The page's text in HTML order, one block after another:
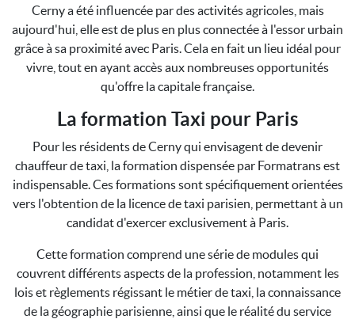
Cerny a été influencée par des activités agricoles, mais
aujourd'hui, elle est de plus en plus connectée à l'essor urbain
grâce à sa proximité avec Paris. Cela en fait un lieu idéal pour
vivre, tout en ayant accès aux nombreuses opportunités
qu'offre la capitale française.
La formation Taxi pour Paris
Pour les résidents de Cerny qui envisagent de devenir
chauffeur de taxi, la formation dispensée par Formatrans est
indispensable. Ces formations sont spécifiquement orientées
vers l'obtention de la licence de taxi parisien, permettant à un
candidat d'exercer exclusivement à Paris.
Cette formation comprend une série de modules qui
couvrent différents aspects de la profession, notamment les
lois et règlements régissant le métier de taxi, la connaissance
de la géographie parisienne, ainsi que le réalité du service